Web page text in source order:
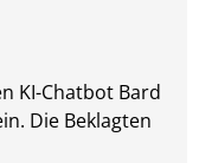
KI-Chatbot Bard
Die Beklagten